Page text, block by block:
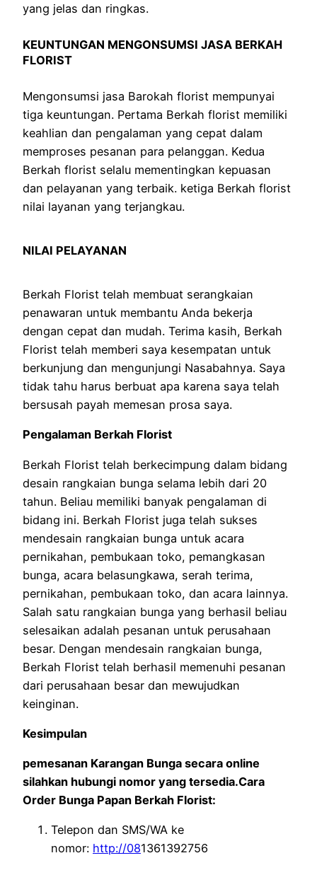
yang jelas dan ringkas.
KEUNTUNGAN MENGONSUMSI JASA BERKAH
FLORIST
Mengonsumsi jasa Barokah florist mempunyai
tiga keuntungan. Pertama Berkah florist memiliki
keahlian dan pengalaman yang cepat dalam
memproses pesanan para pelanggan. Kedua
Berkah florist selalu mementingkan kepuasan
dan pelayanan yang terbaik. ketiga Berkah florist
nilai layanan yang terjangkau.
NILAI PELAYANAN
Berkah Florist telah membuat serangkaian
penawaran untuk membantu Anda bekerja
dengan cepat dan mudah. ​​Terima kasih, Berkah
Florist telah memberi saya kesempatan untuk
berkunjung dan mengunjungi Nasabahnya. Saya
tidak tahu harus berbuat apa karena saya telah
bersusah payah memesan prosa saya.
Pengalaman Berkah Florist
Berkah Florist telah berkecimpung dalam bidang
desain rangkaian bunga selama lebih dari 20
tahun. Beliau memiliki banyak pengalaman di
bidang ini. Berkah Florist juga telah sukses
mendesain rangkaian bunga untuk acara
pernikahan, pembukaan toko, pemangkasan
bunga, acara belasungkawa, serah terima,
pernikahan, pembukaan toko, dan acara lainnya.
Salah satu rangkaian bunga yang berhasil beliau
selesaikan adalah pesanan untuk perusahaan
besar. Dengan mendesain rangkaian bunga,
Berkah Florist telah berhasil memenuhi pesanan
dari perusahaan besar dan mewujudkan
keinginan.
Kesimpulan
pemesanan Karangan Bunga secara online
silahkan hubungi nomor yang tersedia.Cara
Order Bunga Papan Berkah Florist:
Telepon dan SMS/WA ke
nomor: http://081361392756